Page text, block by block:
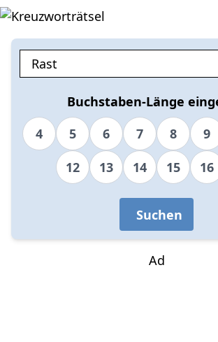
Buchstaben-Länge
4
5 6 7 8 9
12
13 14 15 16
Suchen
Ad